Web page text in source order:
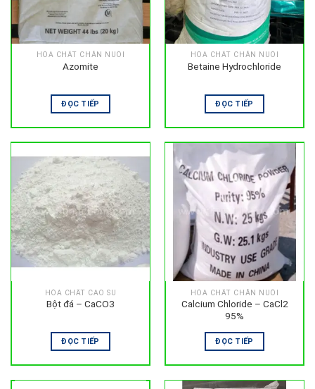
HÓA CHẤT CHĂN NUÔI
Azomite
ĐỌC TIẾP
HÓA CHẤT CHĂN NUÔI
Betaine Hydrochloride
ĐỌC TIẾP
HÓA CHẤT CAO SU
Bột đá – CaCO3
ĐỌC TIẾP
HÓA CHẤT CHĂN NUÔI
Calcium Chloride – CaCl2
95%
ĐỌC TIẾP